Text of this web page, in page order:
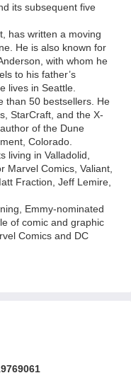
its subsequent five
has written a moving
He is also known for
with whom he
to his father’s
lives in Seattle.
than 50 bestsellers. He
StarCraft, and the X-
of the Dune
Colorado.
living in Valladolid,
Marvel Comics, Valiant,
Fraction, Jeff Lemire,
Emmy-nominated
of comic and graphic
Comics and DC